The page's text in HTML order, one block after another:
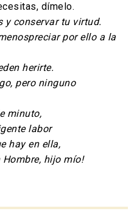
dímelo.
y conservar tu virtud.
por ello a la
herirte.
pero ninguno
minuto,
labor
hay en ella,
Hombre, hijo mío!